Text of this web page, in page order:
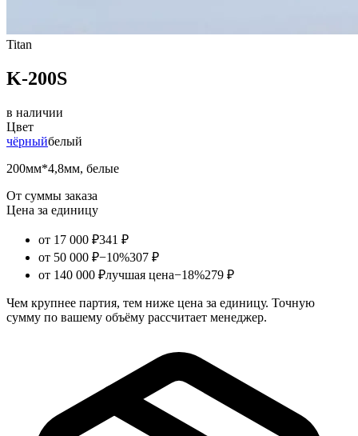
Titan
K-200S
в наличии
Цвет
чёрныйбелый
200мм*4,8мм, белые
От суммы заказа
Цена за единицу
от 17 000 ₽341 ₽
от 50 000 ₽−10%307 ₽
от 140 000 ₽лучшая цена−18%279 ₽
Чем крупнее партия, тем ниже цена за единицу. Точную
сумму по вашему объёму рассчитает менеджер.